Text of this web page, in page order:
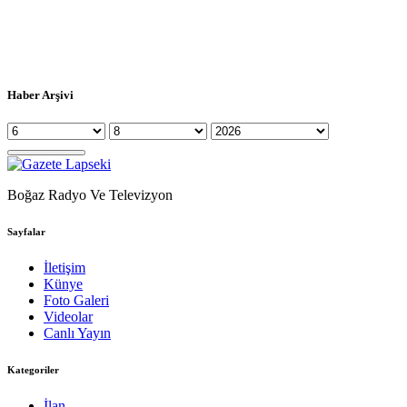
Haber Arşivi
Boğaz Radyo Ve Televizyon
Sayfalar
İletişim
Künye
Foto Galeri
Videolar
Canlı Yayın
Kategoriler